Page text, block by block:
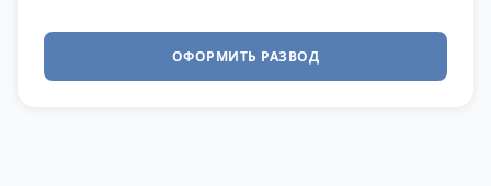
ОФОРМИТЬ РАЗВОД